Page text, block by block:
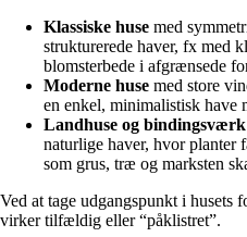
Klassiske huse med
strukturerede haver, fx med
blomsterbede i afgrænsede
Moderne huse med store
en enkel, minimalistisk have
Landhuse og bindingsværk
naturlige haver, hvor planter
som grus, træ og marksten
Ved at tage udgangspunkt i husets
virker tilfældig eller “påklistret”.